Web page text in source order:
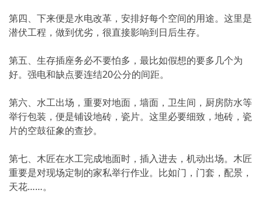
第四、下来便是水电改革，安排好每个空间的用途。这里是
潜伏工程，做到优劣，很直接影响到日后生存。
第五、生存插座务必不要怕多，最比如假想的要多几个为
好。强电和缺点要连结20公分的间距。
第六、水工出场，重要对地面，墙面，卫生间，厨房防水等
举行包装，便是铺设地砖，瓷片。这里必要细致，地砖，瓷
片的空鼓征象的查抄。
第七、木匠在水工完成地面时，插入进去，机动出场。木匠
重要是对现场定制的家私举行作业。比如门，门套，配景，
天花……。